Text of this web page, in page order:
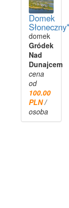
Domek
domek
Gródek
Nad
Dunajcem
cena
od
100.00
PLN/
osoba